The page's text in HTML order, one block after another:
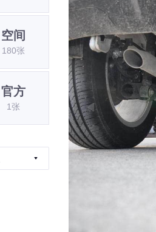
空间
180张
官方
1张